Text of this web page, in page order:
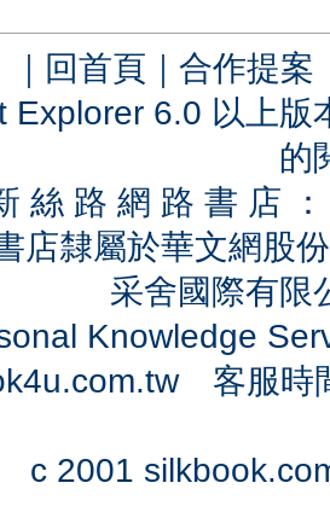
｜ 回首頁 ｜ 合作提案
Explorer 6.0 以上
的
絲 路 網 路 書 店
店隸屬於華文網股
采舍國際有
Knowledge
客服時
c 2001